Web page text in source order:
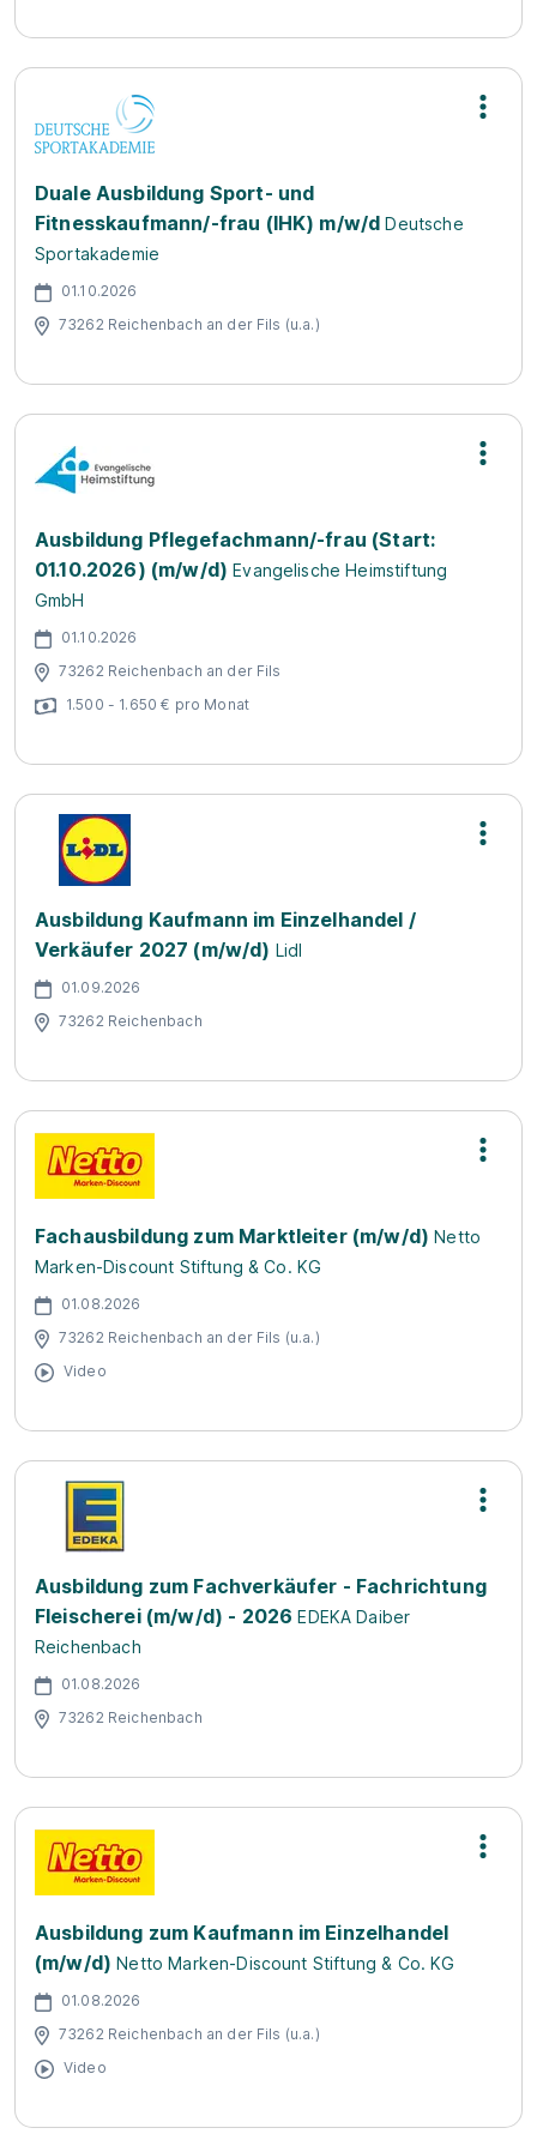
Duale Ausbildung Sport- und
Fitnesskaufmann/-frau (IHK) m/w/d Deutsche
Sportakademie
01.10.2026
73262 Reichenbach an der Fils (u.a.)
Ausbildung Pflegefachmann/-frau (Start:
01.10.2026) (m/w/d) Evangelische Heimstiftung
GmbH
01.10.2026
73262 Reichenbach an der Fils
1.500 - 1.650 € pro Monat
Ausbildung Kaufmann im Einzelhandel /
Verkäufer 2027 (m/w/d) Lidl
01.09.2026
73262 Reichenbach
Fachausbildung zum Marktleiter (m/w/d) Netto
Marken-Discount Stiftung & Co. KG
01.08.2026
73262 Reichenbach an der Fils (u.a.)
Video
Ausbildung zum Fachverkäufer - Fachrichtung
Fleischerei (m/w/d) - 2026 EDEKA Daiber
Reichenbach
01.08.2026
73262 Reichenbach
Ausbildung zum Kaufmann im Einzelhandel
(m/w/d) Netto Marken-Discount Stiftung & Co. KG
01.08.2026
73262 Reichenbach an der Fils (u.a.)
Video